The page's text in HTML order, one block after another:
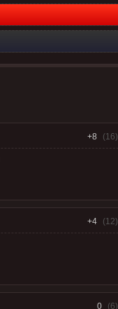
+8 (16)
+4 (12)
0 (6)